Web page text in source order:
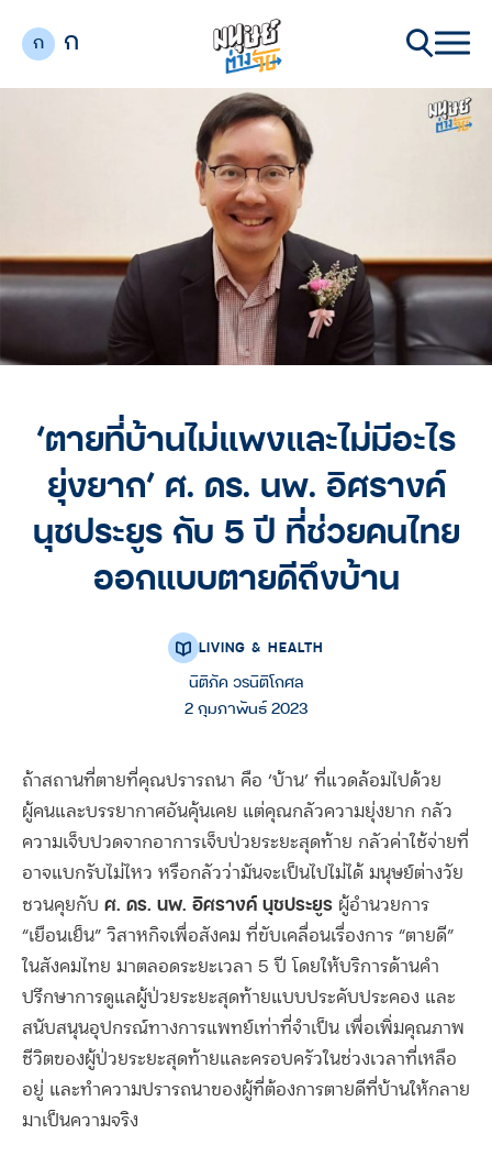
ก ก
‘ตายที่บ้านไม่แพงและไม่มีอะไร
ยุ่งยาก’ ศ. ดร. นพ. อิศรางค์
นุชประยูร กับ 5 ปี ที่ช่วยคนไทย
ออกแบบตายดีถึงบ้าน
LIVING & HEALTH
นิติภัค วรนิติโกศล
2 กุมภาพันธ์ 2023
ถ้าสถานที่ตายที่คุณปรารถนา คือ ‘บ้าน’ ที่แวดล้อมไปด้วย
ผู้คนและบรรยากาศอันคุ้นเคย แต่คุณกลัวความยุ่งยาก กลัว
ความเจ็บปวดจากอาการเจ็บป่วยระยะสุดท้าย กลัวค่าใช้จ่ายที่
อาจแบกรับไม่ไหว หรือกลัวว่ามันจะเป็นไปไม่ได้ มนุษย์ต่างวัย
ชวนคุยกับ ศ. ดร. นพ. อิศรางค์ นุชประยูร ผู้อำนวยการ
“เยือนเย็น” วิสาหกิจเพื่อสังคม ที่ขับเคลื่อนเรื่องการ “ตายดี”
ในสังคมไทย มาตลอดระยะเวลา 5 ปี โดยให้บริการด้านคำ
ปรึกษาการดูแลผู้ป่วยระยะสุดท้ายแบบประคับประคอง และ
สนับสนุนอุปกรณ์ทางการแพทย์เท่าที่จำเป็น เพื่อเพิ่มคุณภาพ
ชีวิตของผู้ป่วยระยะสุดท้ายและครอบครัวในช่วงเวลาที่เหลือ
อยู่ และทำความปรารถนาของผู้ที่ต้องการตายดีที่บ้านให้กลาย
มาเป็นความจริง